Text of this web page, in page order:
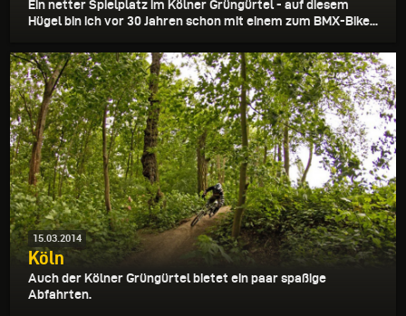
Ein netter Spielplatz im Kölner Grüngürtel - auf diesem
Hügel bin ich vor 30 Jahren schon mit einem zum BMX-Bike...
15.03.2014
Köln
Auch der Kölner Grüngürtel bietet ein paar spaßige
Abfahrten.